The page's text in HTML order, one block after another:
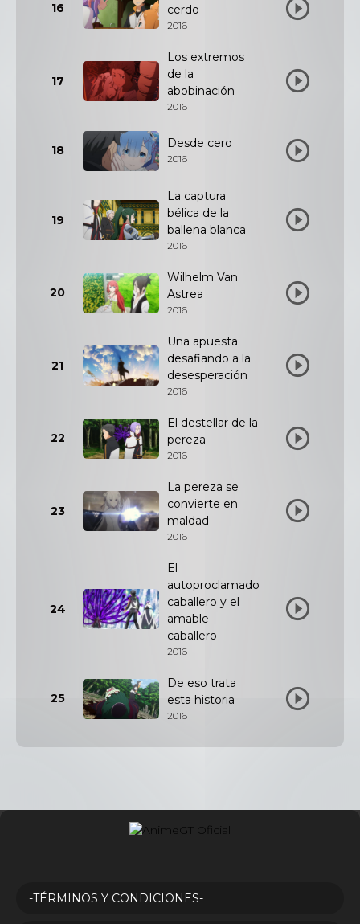
16
cerdo
2016
17
Los extremos
de la
abobinación
2016
18 Desde cero
2016
19
La captura
bélica de la
ballena blanca
2016
20
Wilhelm Van
Astrea
2016
21
Una apuesta
desafiando a la
desesperación
2016
22
El destellar de la
pereza
2016
23
La pereza se
convierte en
maldad
2016
24
El
autoproclamado
caballero y el
amable
caballero
2016
25
De eso trata
esta historia
2016
-TÉRMINOS Y CONDICIONES-